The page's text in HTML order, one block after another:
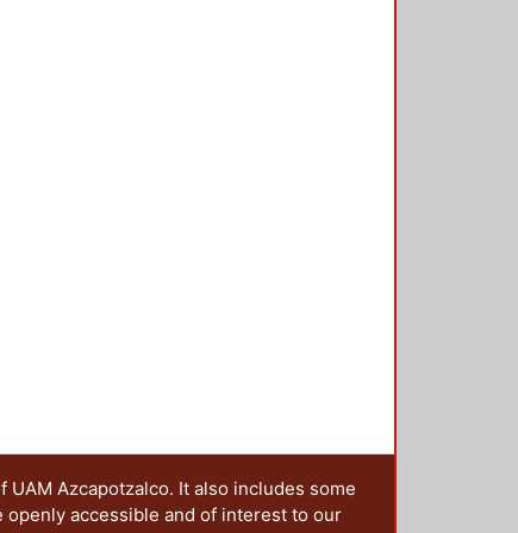
Azcapotzalco. It also includes some
accessible and of interest to our